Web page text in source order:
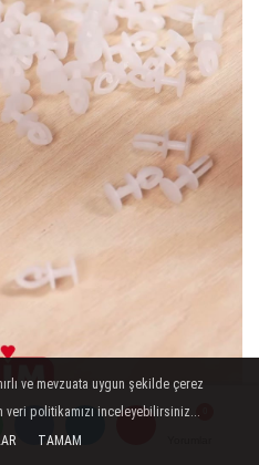
ve mevzuata uygun şekilde çerez
veri politikamızı inceleyebilirsiniz...
TAMAM